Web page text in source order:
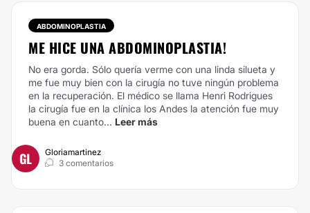
ABDOMINOPLASTIA
ME HICE UNA ABDOMINOPLASTIA!
No era gorda. Sólo quería verme con una linda silueta y
me fue muy bien con la cirugía no tuve ningún problema
en la recuperación. El médico se llama Henri Rodrigues
la cirugía fue en la clínica los Andes la atención fue muy
buena en cuanto... Leer más
GL
Gloriamartinez
3 comentarios